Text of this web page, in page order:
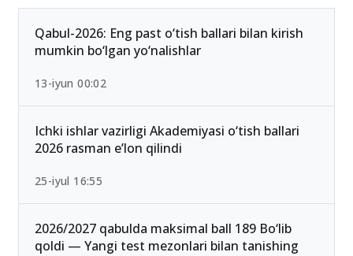
Qabul-2026: Eng past o‘tish ballari bilan kirish
mumkin bo‘lgan yo‘nalishlar
13-iyun 00:02
Ichki ishlar vazirligi Akademiyasi o‘tish ballari
2026 rasman e’lon qilindi
25-iyul 16:55
2026/2027 qabulda maksimal ball 189 Bo‘lib
qoldi — Yangi test mezonlari bilan tanishing